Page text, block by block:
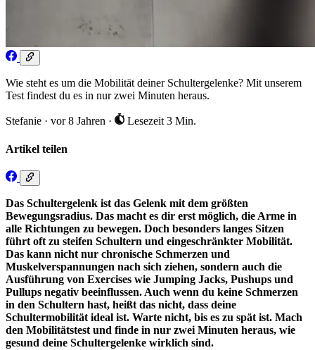
Wie steht es um die Mobilität deiner Schultergelenke? Mit unserem
Test findest du es in nur zwei Minuten heraus.
Stefanie · vor 8 Jahren · Lesezeit 3 Min.
Artikel teilen
Das Schultergelenk ist das Gelenk mit dem größten
Bewegungsradius. Das macht es dir erst möglich, die Arme in
alle Richtungen zu bewegen. Doch besonders langes Sitzen
führt oft zu steifen Schultern und eingeschränkter Mobilität.
Das kann nicht nur chronische Schmerzen und
Muskelverspannungen nach sich ziehen, sondern auch die
Ausführung von Exercises wie Jumping Jacks, Pushups und
Pullups negativ beeinflussen. Auch wenn du keine Schmerzen
in den Schultern hast, heißt das nicht, dass deine
Schultermobilität ideal ist. Warte nicht, bis es zu spät ist. Mach
den Mobilitätstest und finde in nur zwei Minuten heraus, wie
gesund deine Schultergelenke wirklich sind.